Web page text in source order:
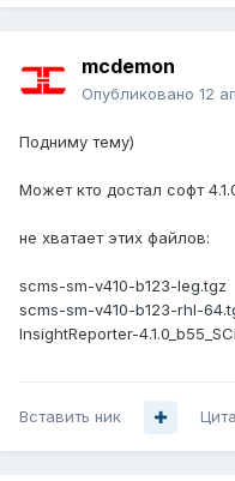
mcdemon
Опубликовано 12
Подниму тему)
Может кто достал софт
не хватает этих файлов:
scms-sm-v410-b123-leg.tgz
scms-sm-v410-b123-rhl-
InsightReporter-
Вставить ник